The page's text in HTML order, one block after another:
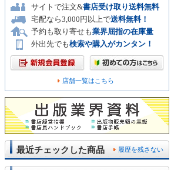
サイトで注文&書店受け取り送料無料
宅配なら3,000円以上で送料無料！
予約も取り寄せも業界屈指の在庫量
外出先でも検索や購入がカンタン！
店舗一覧はこちら
履歴を残さない
最近チェックした商品